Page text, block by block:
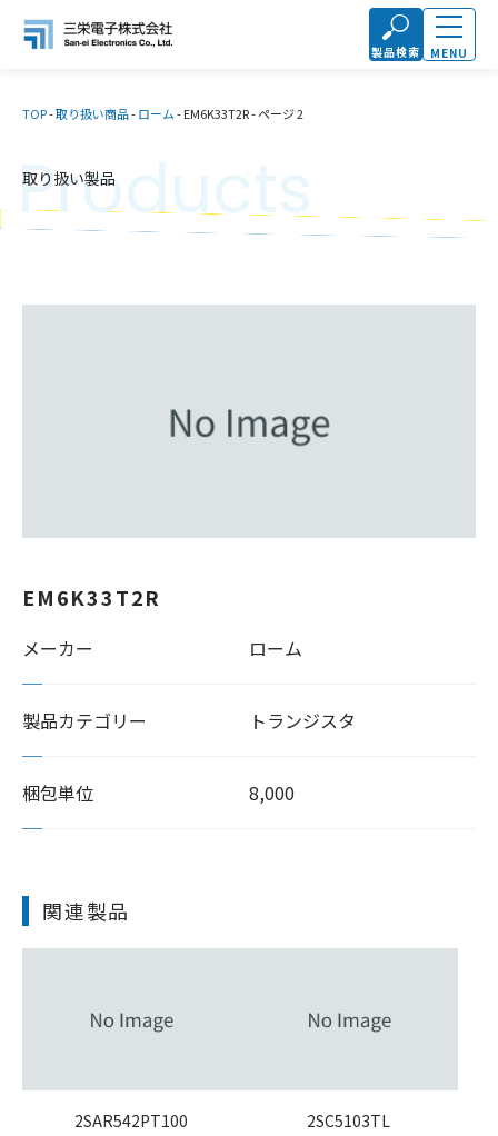
製品検索 MENU
TOP-取り扱い商品-ローム-EM6K33T2R-ページ 2
取り扱い製品
Products
EM6K33T2R
メーカー ローム
製品カテゴリー トランジスタ
梱包単位 8,000
関連製品
2SAR542PT100
2SC5103TL